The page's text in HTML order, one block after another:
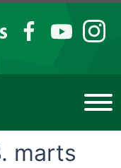
FB YT IG
marts